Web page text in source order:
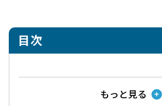
目次
もっと見る